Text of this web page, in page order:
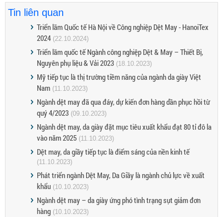
Tin liên quan
Triển lãm Quốc tế Hà Nội về Công nghiệp Dệt May - HanoiTex
2024 (22.10.2024)
Triển lãm quốc tế Ngành công nghiệp Dệt & May – Thiết Bị,
Nguyên phụ liệu & Vải 2023 (18.10.2023)
Mỹ tiếp tục là thị trường tiềm năng của ngành da giày Việt
Nam (11.10.2023)
Ngành dệt may đã qua đáy, dự kiến đơn hàng dần phục hồi từ
quý 4/2023 (09.10.2023)
Ngành dệt may, da giày đặt mục tiêu xuất khẩu đạt 80 tỉ đô la
vào năm 2025 (11.10.2023)
Dệt may, da giầy tiếp tục là điểm sáng của nền kinh tế
(11.10.2023)
Phát triển ngành Dệt May, Da Giầy là ngành chủ lực về xuất
khẩu (10.10.2023)
Ngành dệt may – da giày ứng phó tình trạng sụt giảm đơn
hàng (10.10.2023)